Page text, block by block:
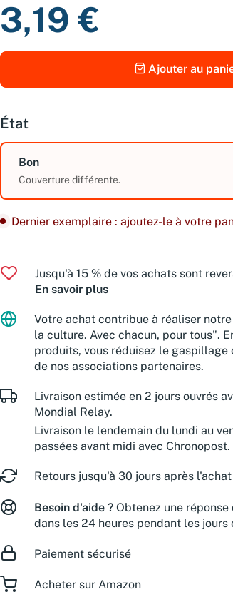
3,19 €
Ajouter au
État
Bon
Couverture différente.
Dernier exemplaire : ajoutez-le à votre
Jusqu'à 15 % de vos achats sont
En savoir plus
Votre achat contribue à réaliser
la culture. Avec chacun, pour tous".
produits, vous réduisez le
de nos associations partenaires.
Livraison estimée en 2 jours ouvrés
Mondial Relay.
Livraison le lendemain du lundi au
passées avant midi avec Chronopost.
Retours jusqu'à 30 jours après l'achat
Besoin d'aide ? Obtenez une
dans les 24 heures pendant les jours
Paiement sécurisé
Acheter sur Amazon